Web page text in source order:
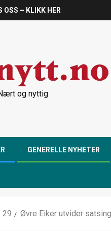
OSS – KLIKK HER
og nyttig
GENERELLE NYHETER
29 Øvre Eiker utvider